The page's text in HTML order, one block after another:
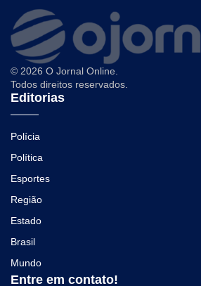
© 2026 O Jornal Online.
Todos direitos reservados.
Editorias
Polícia
Política
Esportes
Região
Estado
Brasil
Mundo
Entre em contato!